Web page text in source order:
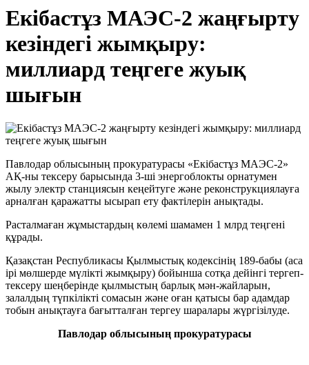
Екібастұз МАЭС-2 жаңғырту
кезіндегі жымқыру:
миллиард теңгеге жуық
шығын
Павлодар облысының прокуратурасы «Екібастұз МАЭС-2»
АҚ-ны тексеру барысында 3-ші энергоблокты орнатумен
жылу электр станциясын кеңейтуге және реконструкциялауға
арналған қаражатты ысырап ету фактілерін анықтады.
Расталмаған жұмыстардың көлемі шамамен 1 млрд теңгені
құрады.
Қазақстан Республикасы Қылмыстық кодексінің 189-бабы (аса
ірі мөлшерде мүлікті жымқыру) бойынша сотқа дейінгі тергеп-
тексеру шеңберінде қылмыстың барлық мән-жайларын,
залалдың түпкілікті сомасын және оған қатысы бар адамдар
тобын анықтауға бағытталған тергеу шаралары жүргізілуде.
Павлодар облысының прокуратурасы